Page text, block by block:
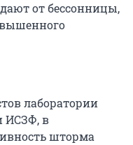
от бессонницы,
лаборатории
ИСЗФ, в
шторма